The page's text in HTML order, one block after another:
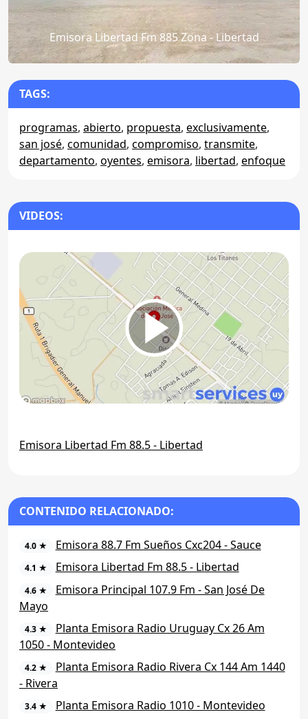
Emisora Libertad Fm 885 Zona - Libertad
TAGS:
programas, abierto, propuesta, exclusivamente,
san josé, comunidad, compromiso, transmite,
departamento, oyentes, emisora, libertad, enfoque
VIDEOS:
Emisora Libertad Fm 88.5 - Libertad
CONTENIDO RELACIONADO:
4.0 ★ Emisora 88.7 Fm Sueños Cxc204 - Sauce
4.1 ★ Emisora Libertad Fm 88.5 - Libertad
4.6 ★
Emisora Principal 107.9 Fm - San José De
Mayo
4.3 ★
Planta Emisora Radio Uruguay Cx 26 Am
1050 - Montevideo
4.2 ★
Planta Emisora Radio Rivera Cx 144 Am 1440
- Rivera
3.4 ★ Planta Emisora Radio 1010 - Montevideo